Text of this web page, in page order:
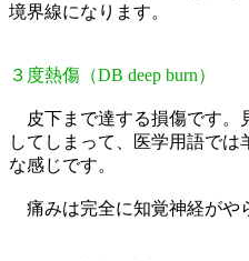
境界線になります。
３度熱傷（DB deep burn）
皮下まで達する損傷です。
してしまって、医学用語では
な感じです。
痛みは完全に知覚神経がや